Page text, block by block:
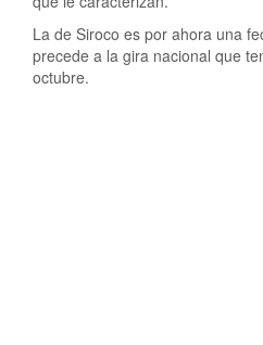
La de Siroco es por ahora una
precede a la gira nacional que
octubre.